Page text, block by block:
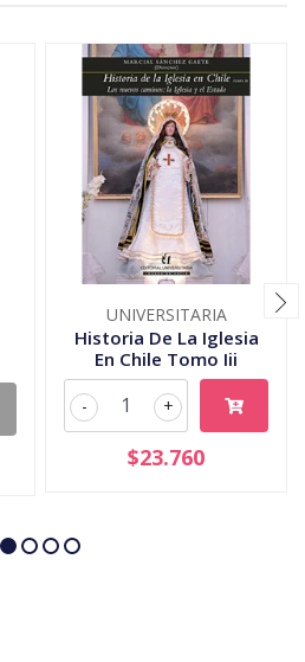
UNIVERSITARIA
Historia De La Iglesia
En Chile Tomo Iii
+
-
$23.760